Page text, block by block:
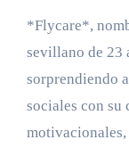
*Flycare*,
sevillano de 23
sorprendiendo
sociales con su
motivacionales,